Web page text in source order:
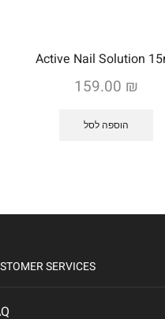
Active Nail Solution
159.00 ₪
הוספה לסל
SERVICES